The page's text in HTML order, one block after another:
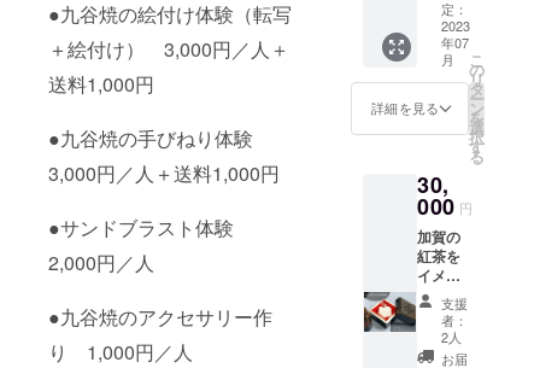
●九谷焼の絵付け体験（転写
＋絵付け） 3,000円／人＋
送料1,000円
●九谷焼の手びねり体験
3,000円／人＋送料1,000円
●サンドブラスト体験
2,000円／人
●九谷焼のアクセサリー作
り 1,000円／人
きなガ
ラスを
お選び
くださ
い。
２．
カッ
ティン
トを好
きなデ
ザイン
に切り
抜きま
す。
３．ガ
ラスに
貼りま
す。
り体験
九谷焼
の粘土
で自分
の好き
な形を
作って
し、
「なに
作ろ
～」
「どう
しよ
～」っ
て方は
型を
使って
をご確
認くだ
さい。
実際に
するリ
ターン
ケージ
等のデ
ザイン
が異な
る場合
があり
ますの
で、あ
らかじ
めご了
原材料
及び添
加物等
の食品
お届け
商品の
されま
す。 商
品開封
前には
必ずお
届けの
リター
ンに貼
付され
者】打
越製茶
農業協
同組
川県加
賀市打
●九谷結
窯オリ
ジナル
九谷焼
豆皿（3
寸）２
枚セッ
ト いに
しえの
加賀伝
用上の
注意】
・本品
は飲み
物では
ありま
り、口
に入れ
たりし
ないで
くださ
い。 ・
用途以
外の目
的で使
用しな
紅茶は
コクの
ある味
わいと
熟した
果実を
で、ス
トレー
トはも
ちろ
ん、ミ
ルク
ティー
でも力
強い風
味が楽
ト お
礼の
カード
越の新
茶 組合
では
「鳳
名付け
て販売
してい
ます。
新茶
は、石
川県加
賀産の
茶葉を
使用。
定：
2023
年07
月
詳細を見る
こ
の
リ
タ
ー
ン
を
選
択
す
る
30,
000 円
加賀の
紅茶を
イメー
ジした
アロマ
フレグ
ランス
支援
者：
2人
お届